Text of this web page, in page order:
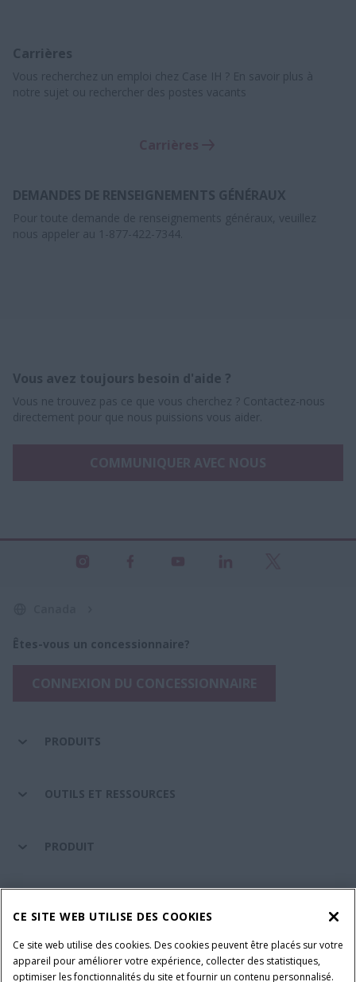
Carrières
Vous recherchez un emploi chez Case IH ? En savoir plus à
notre sujet ou rechercher des postes vacants
DEMANDES DE RENSEIGNEMENTS GÉNÉRAUX
Pour toute demande de renseignements généraux, veuillez
nous appeler au 1-877-422-7344.
Vous avez toujours besoin d'aide ?
Vous ne trouvez pas ce que vous cherchez ? Contactez-nous
directement pour que nous puissions vous aider.
Êtes-vous un concessionnaire?
PRODUITS
OUTILS ET RESSOURCES
PRODUIT
SUIVEZ-NOUS
CE SITE WEB UTILISE DES COOKIES
Ce site web utilise des cookies. Des cookies peuvent être placés sur votre
appareil pour améliorer votre expérience, collecter des statistiques,
optimiser les fonctionnalités du site et fournir un contenu personnalisé.